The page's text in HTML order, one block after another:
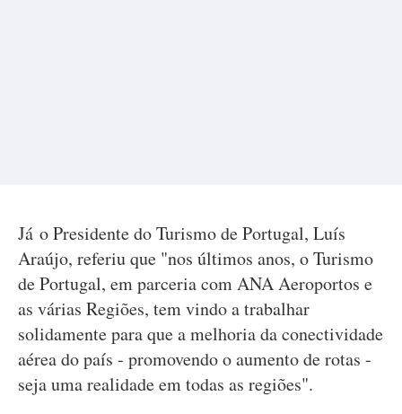
Já o Presidente do Turismo de Portugal, Luís
Araújo, referiu que "nos últimos anos, o Turismo
de Portugal, em parceria com ANA Aeroportos e
as várias Regiões, tem vindo a trabalhar
solidamente para que a melhoria da conectividade
aérea do país - promovendo o aumento de rotas -
seja uma realidade em todas as regiões".